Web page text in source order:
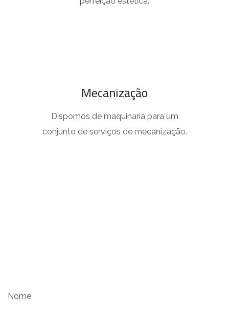
Mecanização
Dispomos de maquinaria para um
conjunto de serviços de mecanização.
Nome